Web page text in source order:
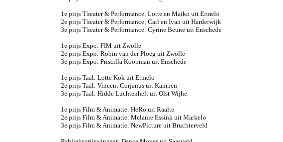
1e prijs Theater & Performance: Lotte en Maiko uit Ermelo
2e prijs Theater & Performance: Carl en Ivan uit Harderwijk
3e prijs Theater & Performance: Cyrine Beune uit Enschede
1e prijs Expo: FIM uit Zwolle
2e prijs Expo: Robin van der Ploeg uit Zwolle
3e prijs Expo: Priscilla Koopman uit Enschede
1e prijs Taal: Lotte Kok uit Ermelo
2e prijs Taal: Vincent Corjanus uit Kampen
3e prijs Taal: Hidde Luchtenhelt uit Olst Wijhe
1e prijs Film & Animatie: HeRo uit Raalte
2e prijs Film & Animatie: Melanie Essink uit Markelo
3e prijs Film & Animatie: NewPicture uit Bruchterveld